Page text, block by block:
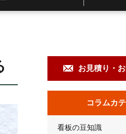
お見積り・
コラムカ
看板の豆知識